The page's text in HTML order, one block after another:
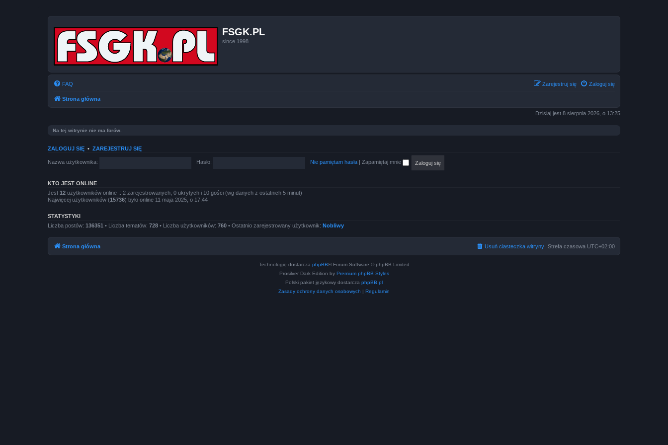
FSGK.PL
since 1998
FAQ Zaloguj się
Zarejestruj się
Strona główna
Dzisiaj jest 8 sierpnia 2026, o 13:25
Na tej witrynie nie ma forów.
ZALOGUJ SIĘ • ZAREJESTRUJ SIĘ
Nazwa użytkownika: Hasło: Nie pamiętam hasła Zapamiętaj mnie
KTO JEST ONLINE
Jest 12 użytkowników online :: 2 zarejestrowanych, 0 ukrytych i 10 gości (wg danych z ostatnich 5 minut)
Najwięcej użytkowników (15736) było online 11 maja 2025, o 17:44
STATYSTYKI
Liczba postów: 136351 • Liczba tematów: 728 • Liczba użytkowników: 760 • Ostatnio zarejestrowany użytkownik: Nobliwy
Strona główna Strefa czasowa UTC+02:00
Usuń ciasteczka witryny
Technologię dostarcza phpBB® Forum Software © phpBB Limited
Prosilver Dark Edition by Premium phpBB Styles
Polski pakiet językowy dostarcza phpBB.pl
Zasady ochrony danych osobowych | Regulamin